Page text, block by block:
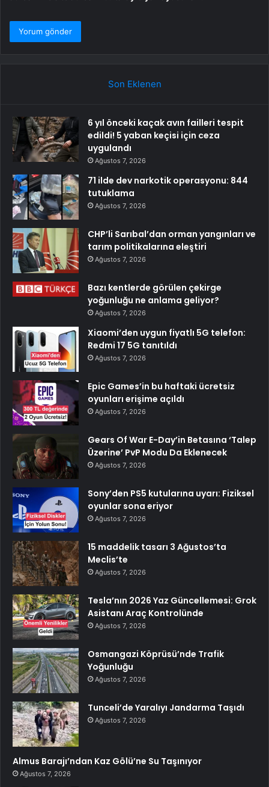
Son Eklenen
6 yıl önceki kaçak avın failleri tespit
edildi! 5 yaban keçisi için ceza
uygulandı
Ağustos 7, 2026
71 ilde dev narkotik operasyonu: 844
tutuklama
Ağustos 7, 2026
CHP’li Sarıbal’dan orman yangınları ve
tarım politikalarına eleştiri
Ağustos 7, 2026
Bazı kentlerde görülen çekirge
yoğunluğu ne anlama geliyor?
Ağustos 7, 2026
Xiaomi’den uygun fiyatlı 5G telefon:
Redmi 17 5G tanıtıldı
Ağustos 7, 2026
Epic Games’in bu haftaki ücretsiz
oyunları erişime açıldı
Ağustos 7, 2026
Gears Of War E-Day’in Betasına ‘Talep
Üzerine’ PvP Modu Da Eklenecek
Ağustos 7, 2026
Sony’den PS5 kutularına uyarı: Fiziksel
oyunlar sona eriyor
Ağustos 7, 2026
15 maddelik tasarı 3 Ağustos’ta
Meclis’te
Ağustos 7, 2026
Tesla’nın 2026 Yaz Güncellemesi: Grok
Asistanı Araç Kontrolünde
Ağustos 7, 2026
Osmangazi Köprüsü’nde Trafik
Yoğunluğu
Ağustos 7, 2026
Tunceli’de Yaralıyı Jandarma Taşıdı
Ağustos 7, 2026
Almus Barajı’ndan Kaz Gölü’ne Su Taşınıyor
Ağustos 7, 2026